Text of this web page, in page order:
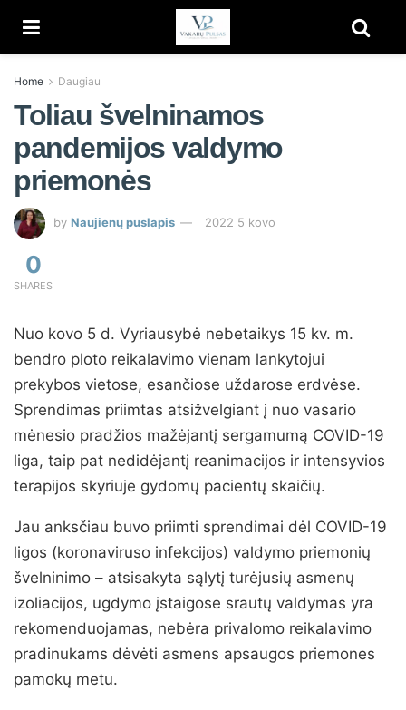
Home Daugiau
Toliau švelninamos
pandemijos valdymo
priemonės
by Naujienų puslapis 2022 5 kovo
0
SHARES
Nuo kovo 5 d. Vyriausybė nebetaikys 15 kv. m.
bendro ploto reikalavimo vienam lankytojui
prekybos vietose, esančiose uždarose erdvėse.
Sprendimas priimtas atsižvelgiant į nuo vasario
mėnesio pradžios mažėjantį sergamumą COVID-19
liga, taip pat nedidėjantį reanimacijos ir intensyvios
terapijos skyriuje gydomų pacientų skaičių.
Jau anksčiau buvo priimti sprendimai dėl COVID-19
ligos (koronaviruso infekcijos) valdymo priemonių
švelninimo – atsisakyta sąlytį turėjusių asmenų
izoliacijos, ugdymo įstaigose srautų valdymas yra
rekomenduojamas, nebėra privalomo reikalavimo
pradinukams dėvėti asmens apsaugos priemones
pamokų metu.